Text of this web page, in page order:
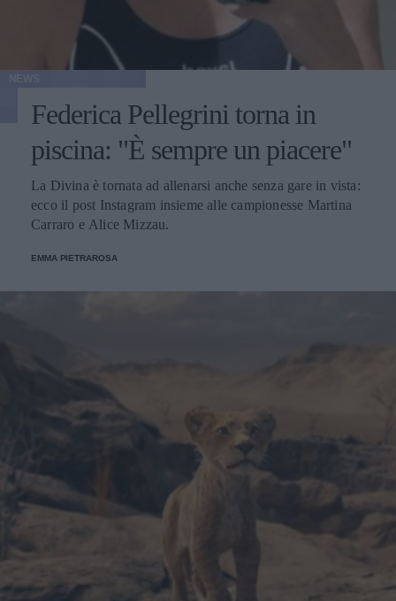
Federica Pellegrini torna in
piscina: "È sempre un piacere"
La Divina è tornata ad allenarsi anche senza gare in vista:
ecco il post Instagram insieme alle campionesse Martina
Carraro e Alice Mizzau.
EMMA PIETRAROSA